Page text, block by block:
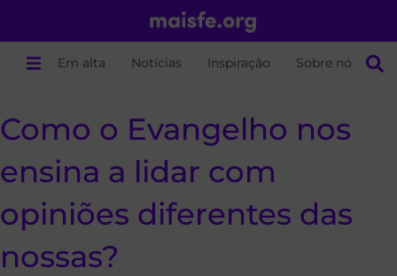
Em alta Notícias Inspiração Sobre nós
Como o Evangelho nos
ensina a lidar com
opiniões diferentes das
nossas?